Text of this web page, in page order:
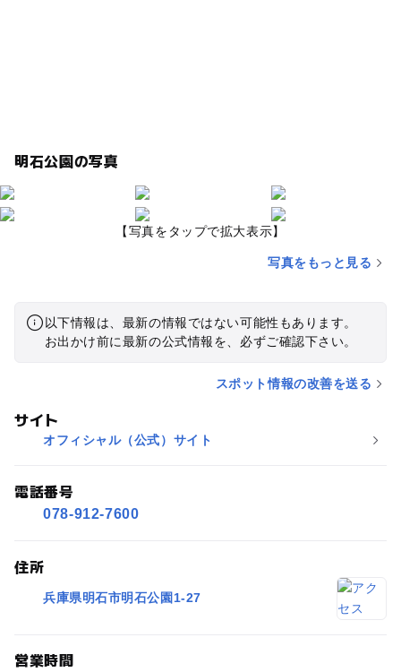
明石公園の写真
【写真をタップで拡大表示】
写真をもっと見る
以下情報は、最新の情報ではない可能性もあります。
お出かけ前に最新の公式情報を、必ずご確認下さい。
スポット情報の改善を送る
サイト
オフィシャル（公式）サイト
電話番号
078-912-7600
住所
兵庫県明石市明石公園1-27
営業時間